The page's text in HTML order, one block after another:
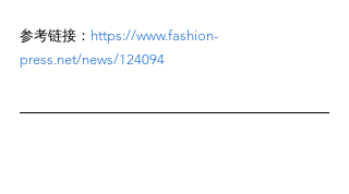
参考链接： https://www.fashion-
press.net/news/124094